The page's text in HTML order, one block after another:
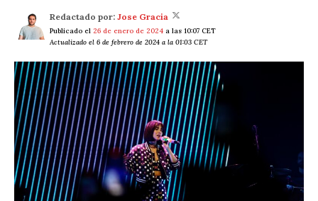
Redactado por: Jose Gracia
Publicado el 26 de enero de 2024 a las 10:07 CET
Actualizado el 6 de febrero de 2024 a la 01:03 CET